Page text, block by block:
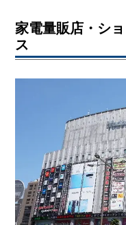
家電量販店・シ
ス